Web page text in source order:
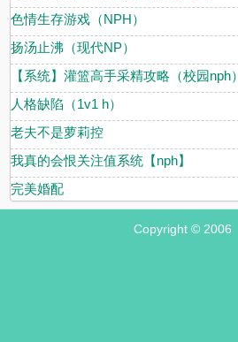
色情生存游戏（NPH）
扬汤止沸（现代NP）
【系统】灌篮高手采精攻略（校园nph）
人格缺陷（1v1 h）
老夫不是萝莉控
我真的会恨关注值系统【nph】
完美婚配
Copyright © 2006